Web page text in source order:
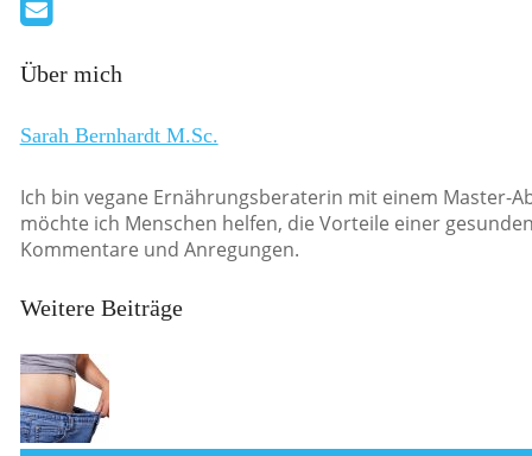
Über mich
Sarah Bernhardt M.Sc.
Ich bin vegane Ernährungsberaterin mit einem Master-
möchte ich Menschen helfen, die Vorteile einer
Kommentare und Anregungen.
Weitere Beiträge